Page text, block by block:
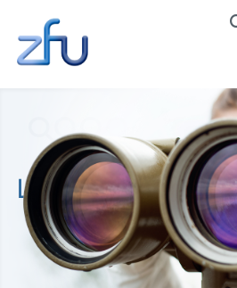
Zentralstelle für Fernunterricht
Lehrgangssuche